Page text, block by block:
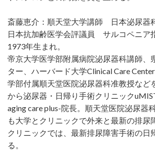
斎藤恵介：順天堂大学講師 日本泌尿器
日本抗加齢医学会評議員 サルコペニア
1973年生まれ。
帝京大学医学部附属病院泌尿器科講師、
ター、ハーバード大学Clinical Care
学部付属順天堂医院泌尿器科准教授など
から泌尿器・日帰り手術クリニック
aging care plus-院長。順天堂医院泌尿器
も大学とクリニックで外来と最新の排尿
クリニックでは、最新排尿障害手術の日
る。